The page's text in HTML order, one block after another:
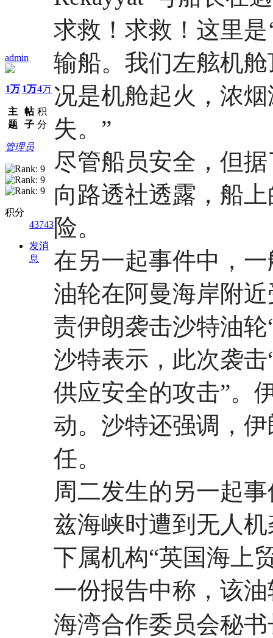
admin
1万
主
题
1万
帖
子
4万
积
分
管理员
积分
43743
发消
息
求救！求救！这里是
输船。我们左舷机
况是机舱起火，浓
失。”
尽管船员安全，但
向路透社透露，船
险。
在另一起事件中，
油轮在阿曼海岸附
责伊朗袭击沙特油轮
沙特表示，此次袭
供应安全的攻击”。
动。沙特还强调，
任。
周二发生的另一起
兹海峡时遭到无人
下属机构“英国海上
一份报告中称，该
海湾合作委员会秘书